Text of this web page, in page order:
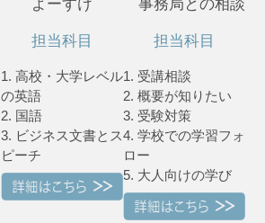
よーすけ
担当科目
1. 高校・大学レベル
の英語
2. 国語
3. ビジネス文書とス
ピーチ
事務局との相談
担当科目
1. 受講相談
2. 概要が知りたい
3. 受験対策
4. 学校での学習フォ
ロー
5. 大人向けの学び